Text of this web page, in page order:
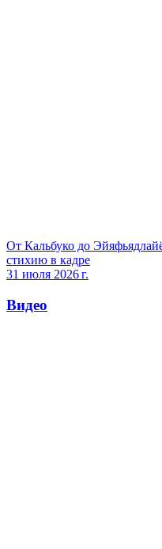
От Кальбуко до
стихию в кадре
31 июля 2026 г.
Видео